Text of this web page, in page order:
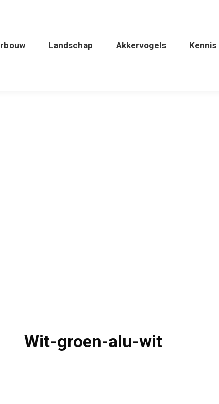
Landschap Akkervogels Kennis
Wit-groen-alu-wit